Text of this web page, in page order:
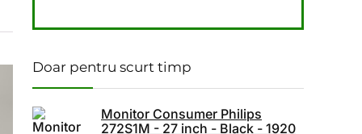
Doar pentru scurt timp
Monitor Consumer Philips
272S1M - 27 inch - Black - 1920